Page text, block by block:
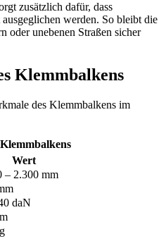
zusätzlich dafür, dass
werden. So bleibt die
oder unebenen Straßen sicher
Klemmbalkens
des Klemmbalkens im
Wert
– 2.300 mm
daN